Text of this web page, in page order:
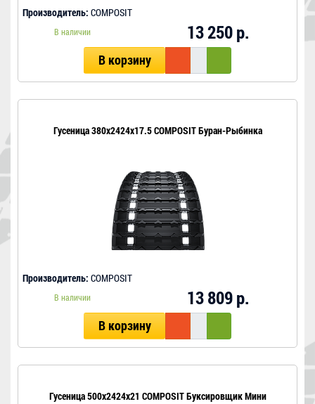
Производитель: COMPOSIT
В наличии 13 250 р.
В корзину
Гусеница 380x2424x17.5 COMPOSIT Буран-Рыбинка
Производитель: COMPOSIT
В наличии 13 809 р.
В корзину
Гусеница 500x2424x21 COMPOSIT Буксировщик Мини